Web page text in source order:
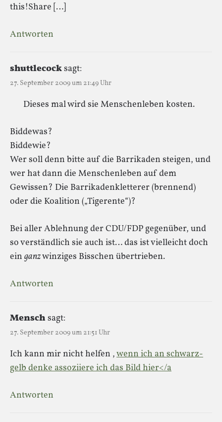
this!Share […]
Antworten
shuttlecocksagt:
27. September 2009 um 21:49 Uhr
Dieses mal wird sie Menschenleben kosten.
Biddewas?
Biddewie?
Wer soll denn bitte auf die Barrikaden steigen, und
wer hat dann die Menschenleben auf dem
Gewissen? Die Barrikadenkletterer (brennend)
oder die Koalition („Tigerente“)?
Bei aller Ablehnung der CDU/FDP gegenüber, und
so verständlich sie auch ist… das ist vielleicht doch
ein ganzwinziges Bisschen übertrieben.
Antworten
Mensch sagt:
27. September 2009 um 21:51 Uhr
Ich kann mir nicht helfen ,wenn ich an schwarz-
gelb denke assoziiere ich das Bild hier</a
Antworten